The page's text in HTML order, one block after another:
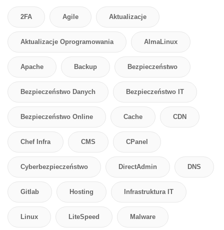
2FA Agile Aktualizacje
Aktualizacje Oprogramowania AlmaLinux
Apache Backup Bezpieczeństwo
Bezpieczeństwo Danych Bezpieczeństwo IT
Bezpieczeństwo Online Cache CDN
Chef Infra CMS CPanel
Cyberbezpieczeństwo DirectAdmin DNS
Gitlab Hosting Infrastruktura IT
Linux LiteSpeed Malware